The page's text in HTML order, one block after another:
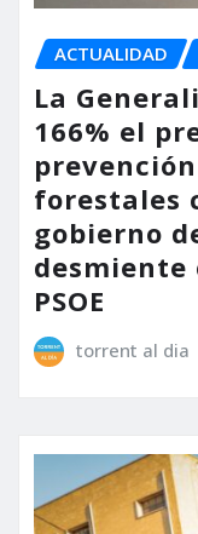
ACTUALIDAD
La
166% el
forestales
gobierno
desmiente
PSOE
torrent al dia